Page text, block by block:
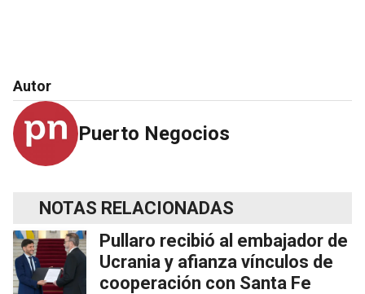
Autor
Puerto Negocios
NOTAS RELACIONADAS
Pullaro recibió al embajador de
Ucrania y afianza vínculos de
cooperación con Santa Fe